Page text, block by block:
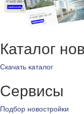
Каталог
Скачать каталог
Сервисы
Подбор новостройки